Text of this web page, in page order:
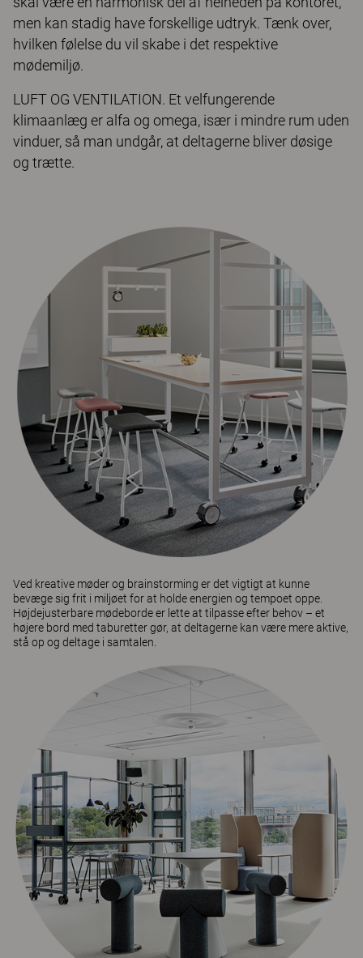
men kan stadig have forskellige udtryk. Tænk over,
hvilken følelse du vil skabe i det respektive
mødemiljø.
LUFT OG VENTILATION. Et velfungerende
klimaanlæg er alfa og omega, især i mindre rum uden
vinduer, så man undgår, at deltagerne bliver døsige
og trætte.
Ved kreative møder og brainstorming er det vigtigt at kunne
bevæge sig frit i miljøet for at holde energien og tempoet oppe.
Højdejusterbare mødeborde er lette at tilpasse efter behov – et
højere bord med taburetter gør, at deltagerne kan være mere aktive,
stå op og deltage i samtalen.